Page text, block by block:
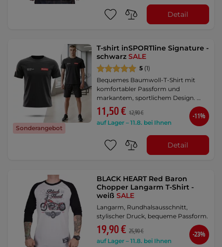
Detail
Sonderangebot
T-shirt inSPORTline Signature -
schwarzSALE
5 (1)
Bequemes Baumwoll-T-Shirt mit
komfortabler Passform und
markantem, sportlichem Design. …
11,50 € 12,90 €
auf Lager – 11.8. bei Ihnen
-11%
Detail
BLACK HEART Red Baron
Chopper Langarm T-Shirt -
weißSALE
Langarm, Rundhalsausschnitt,
stylischer Druck, bequeme Passform.
19,90 € 25,90 €
auf Lager – 11.8. bei Ihnen
-23%